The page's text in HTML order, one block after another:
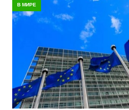
В МИРЕ